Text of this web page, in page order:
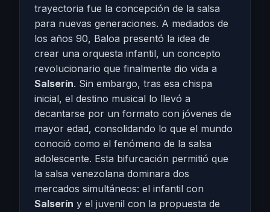
trayectoria fue la concepción de la salsa
para nuevas generaciones. A mediados de
los años 90, Baloa presentó la idea de
crear una orquesta infantil, un concepto
revolucionario que finalmente dio vida a
Salserín. Sin embargo, tras esa chispa
inicial, el destino musical lo llevó a
decantarse por un formato con jóvenes de
mayor edad, consolidando lo que el mundo
conoció como el fenómeno de la salsa
adolescente. Esta bifurcación permitió que
la salsa venezolana dominara dos
mercados simultáneos: el infantil con
Salserín y el juvenil con la propuesta de